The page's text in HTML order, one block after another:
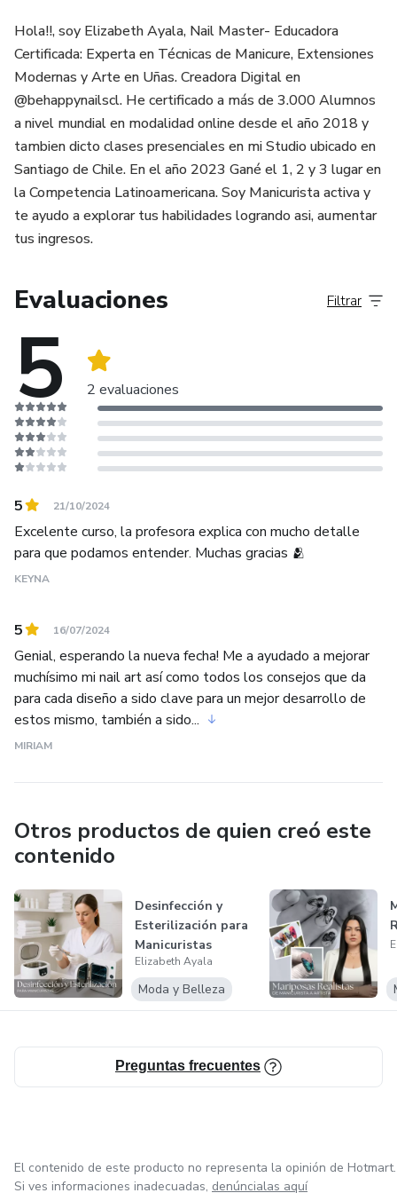
Hola!!, soy Elizabeth Ayala, Nail Master- Educadora
Certificada: Experta en Técnicas de Manicure, Extensiones
Modernas y Arte en Uñas. Creadora Digital en
@behappynailscl. He certificado a más de 3.000 Alumnos
a nivel mundial en modalidad online desde el año 2018 y
tambien dicto clases presenciales en mi Studio ubicado en
Santiago de Chile. En el año 2023 Gané el 1, 2 y 3 lugar en
la Competencia Latinoamericana. Soy Manicurista activa y
te ayudo a explorar tus habilidades logrando asi, aumentar
tus ingresos.
Evaluaciones
5 2 evaluaciones
Filtrar
5 21/10/2024
Excelente curso, la profesora explica con mucho detalle
para que podamos entender. Muchas gracias 🫂
KEYNA
5 16/07/2024
Genial, esperando la nueva fecha! Me a ayudado a mejorar
muchísimo mi nail art así como todos los consejos que da
para cada diseño a sido clave para un mejor desarrollo de
estos mismo, también a sido...
MIRIAM
Otros productos de quien creó este
contenido
Desinfección y
Esterilización para
Manicuristas
Elizabeth Ayala
Moda y Belleza
Preguntas frecuentes
El contenido de este producto no representa la opinión de Hotmart.
Si ves informaciones inadecuadas, denúncialas aquí